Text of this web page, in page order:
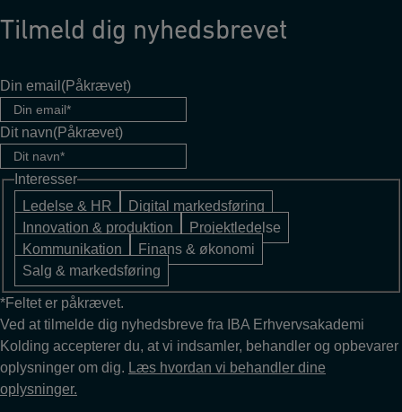
Tilmeld dig nyhedsbrevet
Din email (Påkrævet)
Dit navn(Påkrævet)
Interesser
Ledelse & HR
Digital markedsføring
Innovation & produktion
Projektledelse
Kommunikation
Finans & økonomi
Salg & markedsføring
*Feltet er påkrævet.
Ved at tilmelde dig nyhedsbreve fra IBA Erhvervsakademi
Kolding accepterer du, at vi indsamler, behandler og opbevarer
oplysninger om dig. Læs hvordan vi behandler dine
oplysninger.